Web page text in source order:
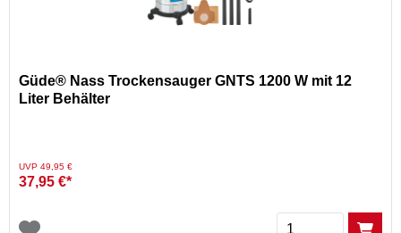
Güde® Nass Trockensauger GNTS 1200 W mit 12
Liter Behälter
Preis reduziert von
UVP 49,95 €auf
37,95 €*
Menge